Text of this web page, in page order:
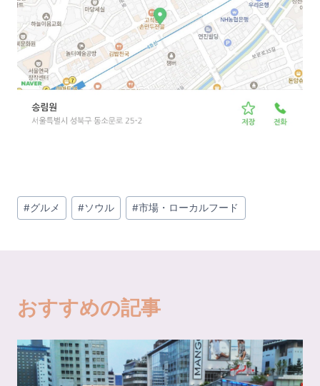
投
稿
#グルメ #ソウル #市場・ローカルフード
おすすめの記事